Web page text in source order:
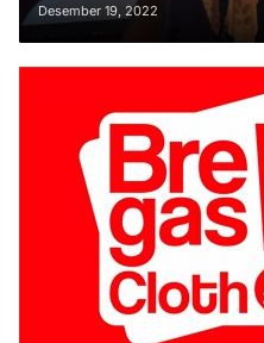
Desember 19, 2022